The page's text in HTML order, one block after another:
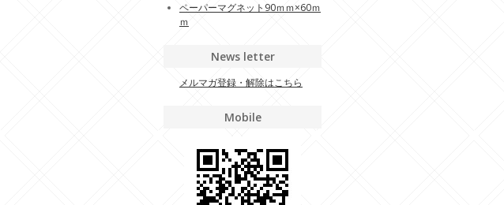
ペーパーマグネット90ｍｍ×60ｍ
ｍ
News letter
メルマガ登録・解除はこちら
Mobile